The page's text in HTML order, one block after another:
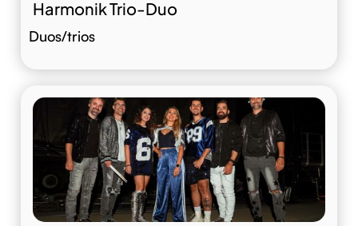
Harmonik Trio-Duo
Duos/trios